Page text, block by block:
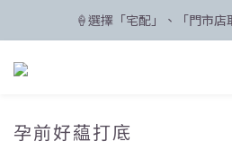
🛸 聯名限定登場
🍦選擇「宅配」、「門市
🛸 聯名限定登場
孕前好藴打底